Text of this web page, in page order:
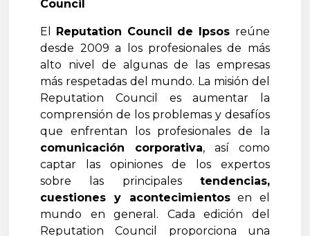
Council
El Reputation Council de Ipsos reúne
desde 2009 a los profesionales de más
alto nivel de algunas de las empresas
más respetadas del mundo. La misión del
Reputation Council es aumentar la
comprensión de los problemas y desafíos
que enfrentan los profesionales de la
comunicación corporativa, así como
captar las opiniones de los expertos
sobre las principales tendencias,
cuestiones y acontecimientosen el
mundo en general. Cada edición del
Reputation Council proporciona una